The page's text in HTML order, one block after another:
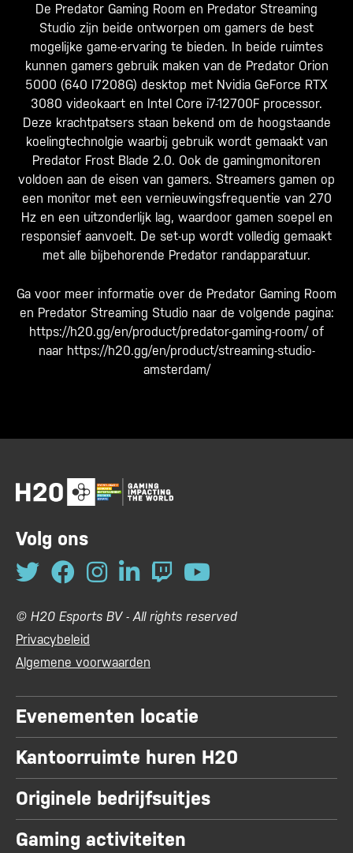
De Predator Gaming Room en Predator Streaming
Studio zijn beide ontworpen om gamers de best
mogelijke game-ervaring te bieden. In beide ruimtes
kunnen gamers gebruik maken van de Predator Orion
5000 (640 I7208G) desktop met Nvidia GeForce RTX
3080 videokaart en Intel Core i7-12700F processor.
Deze krachtpatsers staan bekend om de hoogstaande
koelingtechnolgie waarbij gebruik wordt gemaakt van
Predator Frost Blade 2.0. Ook de gamingmonitoren
voldoen aan de eisen van gamers. Streamers gamen op
een monitor met een vernieuwingsfrequentie van 270
Hz en een uitzonderlijk lag, waardoor gamen soepel en
responsief aanvoelt. De set-up wordt volledig gemaakt
met alle bijbehorende Predator randapparatuur.
Ga voor meer informatie over de Predator Gaming Room
en Predator Streaming Studio naar de volgende pagina:
https://h20.gg/en/product/predator-gaming-room/ of
naar https://h20.gg/en/product/streaming-studio-
amsterdam/
Volg ons
© H20 Esports BV - All rights reserved
Privacybeleid
Algemene voorwaarden
Evenementen locatie
Kantoorruimte huren H20
Originele bedrijfsuitjes
Gaming activiteiten